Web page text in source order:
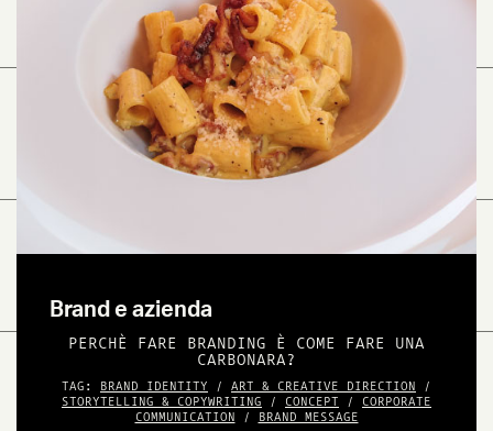
Brand e azienda
PERCHÈ FARE BRANDING È COME FARE UNA
CARBONARA?
TAG: BRAND IDENTITY / ART & CREATIVE DIRECTION /
STORYTELLING & COPYWRITING / CONCEPT / CORPORATE
COMMUNICATION / BRAND MESSAGE